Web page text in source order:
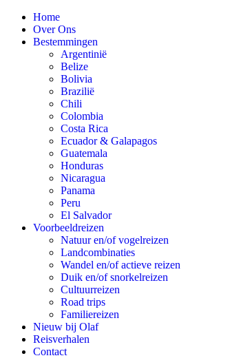
Home
Over Ons
Bestemmingen
Argentinië
Belize
Bolivia
Brazilië
Chili
Colombia
Costa Rica
Ecuador & Galapagos
Guatemala
Honduras
Nicaragua
Panama
Peru
El Salvador
Voorbeeldreizen
Natuur en/of vogelreizen
Landcombinaties
Wandel en/of actieve reizen
Duik en/of snorkelreizen
Cultuurreizen
Road trips
Familiereizen
Nieuw bij Olaf
Reisverhalen
Contact